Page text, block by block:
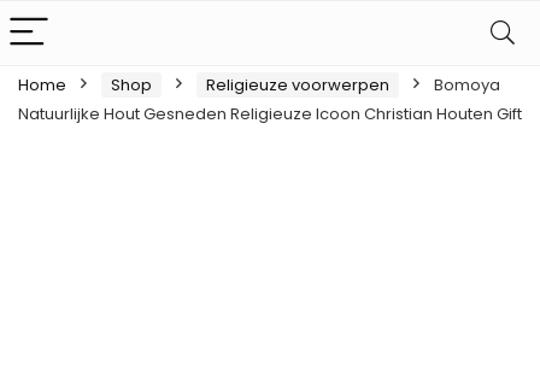
Home Shop Religieuze voorwerpen
Bomoya
Natuurlijke Hout Gesneden Religieuze Icoon Christian Houten Gift